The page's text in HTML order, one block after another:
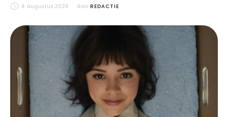
4 augustus 2026 door REDACTIE